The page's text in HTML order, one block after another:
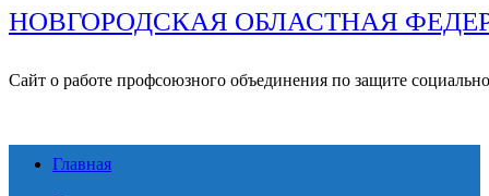
НОВГОРОДСКАЯ ОБЛАСТНАЯ
Сайт о работе профсоюзного объединения по защите
Главная